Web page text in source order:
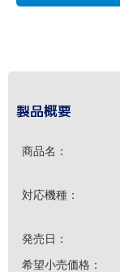
製品概要
商品名：
対応機種：
発売日：
希望小売価格：